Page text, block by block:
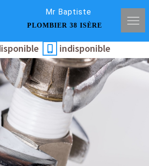
Mr Baptiste
PLOMBIER 38 ISÈRE
indisponible